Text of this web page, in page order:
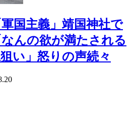
軍国主義」靖国神社で
んの欲が満たされる
い」怒りの声続々